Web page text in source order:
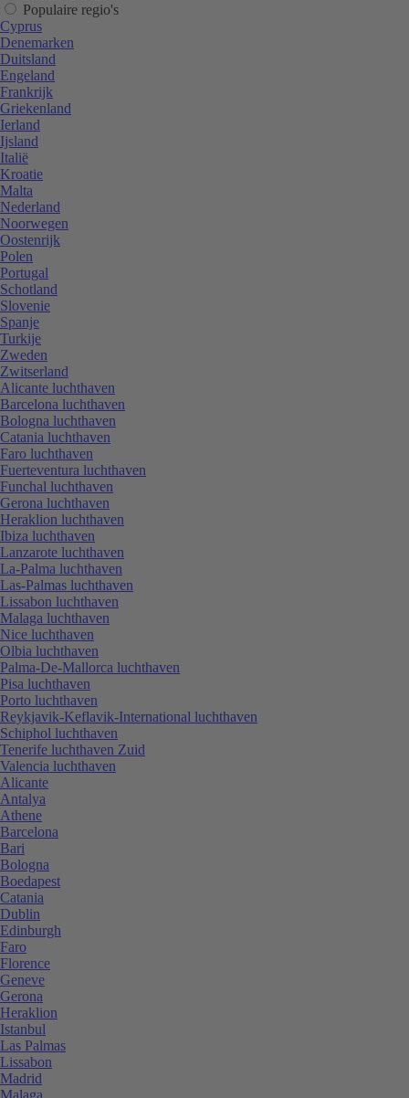
Populaire regio's
Cyprus
Denemarken
Duitsland
Engeland
Frankrijk
Griekenland
Ierland
Ijsland
Italië
Kroatie
Malta
Nederland
Noorwegen
Oostenrijk
Polen
Portugal
Schotland
Slovenie
Spanje
Turkije
Zweden
Zwitserland
Alicante luchthaven
Barcelona luchthaven
Bologna luchthaven
Catania luchthaven
Faro luchthaven
Fuerteventura luchthaven
Funchal luchthaven
Gerona luchthaven
Heraklion luchthaven
Ibiza luchthaven
Lanzarote luchthaven
La-Palma luchthaven
Las-Palmas luchthaven
Lissabon luchthaven
Malaga luchthaven
Nice luchthaven
Olbia luchthaven
Palma-De-Mallorca luchthaven
Pisa luchthaven
Porto luchthaven
Reykjavik-Keflavik-International luchthaven
Schiphol luchthaven
Tenerife luchthaven Zuid
Valencia luchthaven
Alicante
Antalya
Athene
Barcelona
Bari
Bologna
Boedapest
Catania
Dublin
Edinburgh
Faro
Florence
Geneve
Gerona
Heraklion
Istanbul
Las Palmas
Lissabon
Madrid
Malaga